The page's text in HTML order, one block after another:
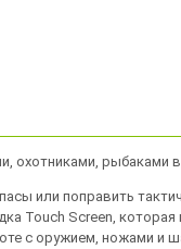
охотниками,
или поправить
Touch Screen,
с оружием, ножами